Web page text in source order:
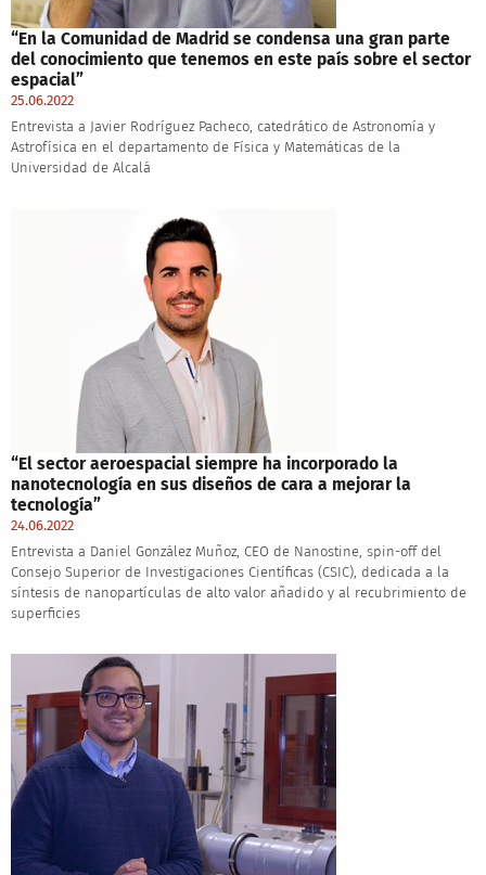
“En la Comunidad de Madrid se condensa una gran parte
del conocimiento que tenemos en este país sobre el sector
espacial”
25.06.2022
Entrevista a Javier Rodríguez Pacheco, catedrático de Astronomía y
Astrofísica en el departamento de Física y Matemáticas de la
Universidad de Alcalá
“El sector aeroespacial siempre ha incorporado la
nanotecnología en sus diseños de cara a mejorar la
tecnología”
24.06.2022
Entrevista a Daniel González Muñoz, CEO de Nanostine, spin-off del
Consejo Superior de Investigaciones Científicas (CSIC), dedicada a la
síntesis de nanopartículas de alto valor añadido y al recubrimiento de
superficies